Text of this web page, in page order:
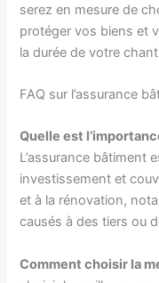
serez en mesure de
protéger vos biens et
la durée de votre
FAQ sur l’assurance
Quelle est
L’assurance bâtiment
investissement et
et à la rénovation,
causés à des tiers ou
Comment choisir la